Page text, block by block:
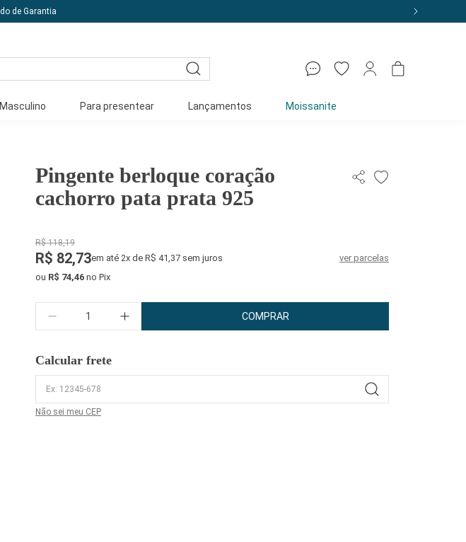
10% off com o cupom: PRIMEIRACOMPRA
Masculino Para presentear Lançamentos Moissanite
Pingente berloque coração
cachorro pata prata 925
R$ 118,19
R$ 82,73em até 2x de R$ 41,37 sem juros
ver parcelas
ou R$ 74,46 no Pix
Quantidade
COMPRAR
Calcular frete
Não sei meu CEP